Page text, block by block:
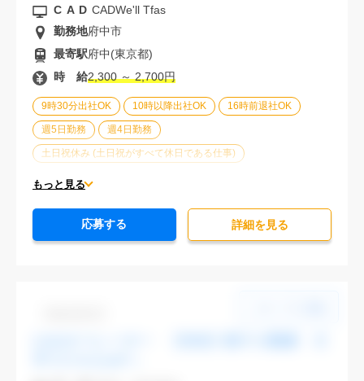
9時30分出社OK 10時以降出社OK 16時前退社OK
週5日勤務 週4日勤務
土日祝休み (土日祝がすべて休日である仕事)
平日休みあり (週に一度以上平日に休日がある仕事)
エルダー(40歳以上)応援 服装自由
大手企業 オフィスが禁煙 20代活躍中 30代活躍中
もっと見る
CAD CADWe'll Tfas
勤務地府中市
最寄駅府中(東京都)
時 給2,300 ～ 2,700円
応募する 詳細を⾒る